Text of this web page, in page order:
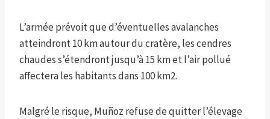
L’armée prévoit que d’éventuelles avalanches
atteindront 10 km autour du cratère, les cendres
chaudes s’étendront jusqu’à 15 km et l’air pollué
affectera les habitants dans 100 km2.
Malgré le risque, Muñoz refuse de quitter l’élevage